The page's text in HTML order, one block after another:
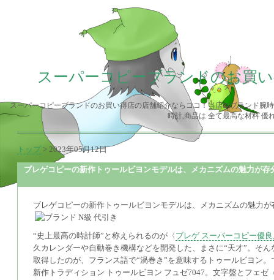
スーパーコピーブランドのお買
スーパーコピーブランドのお買い得店の店舗紹介ならココ！当店のブランド腕
時計,商品は 全て最高な材料 優
トップ > 2023年05月12日
ブレゲコピーの新作トゥールビヨンモデルは、メカニズムの魅力が
ブレゲコピーの新作トゥールビヨンモデルは、メカニズムの魅力
“史上最高の時計師”と称えられるのが〈 ブレゲ スーパーコピー優
久カレンダーや自動巻き機構などを開発した、まさに“天才”。そ
取得したのが、フランス語で“渦巻き”を意味するトゥールビヨン
新作トラディション トゥールビヨン フュゼ7047。文字盤とフェ